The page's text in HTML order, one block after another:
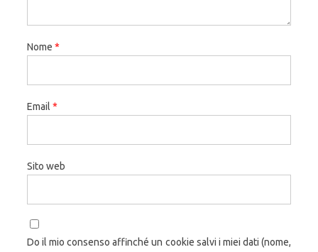
Nome *
Email *
Sito web
Do il mio consenso affinché un cookie salvi i miei dati (nome,